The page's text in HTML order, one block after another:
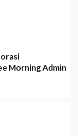
Morning Admin